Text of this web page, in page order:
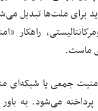
برای ملت‌ها تبدیل
راهکار
ماست.
جمعی یا شبکه‌ای
می‌شود. به باور